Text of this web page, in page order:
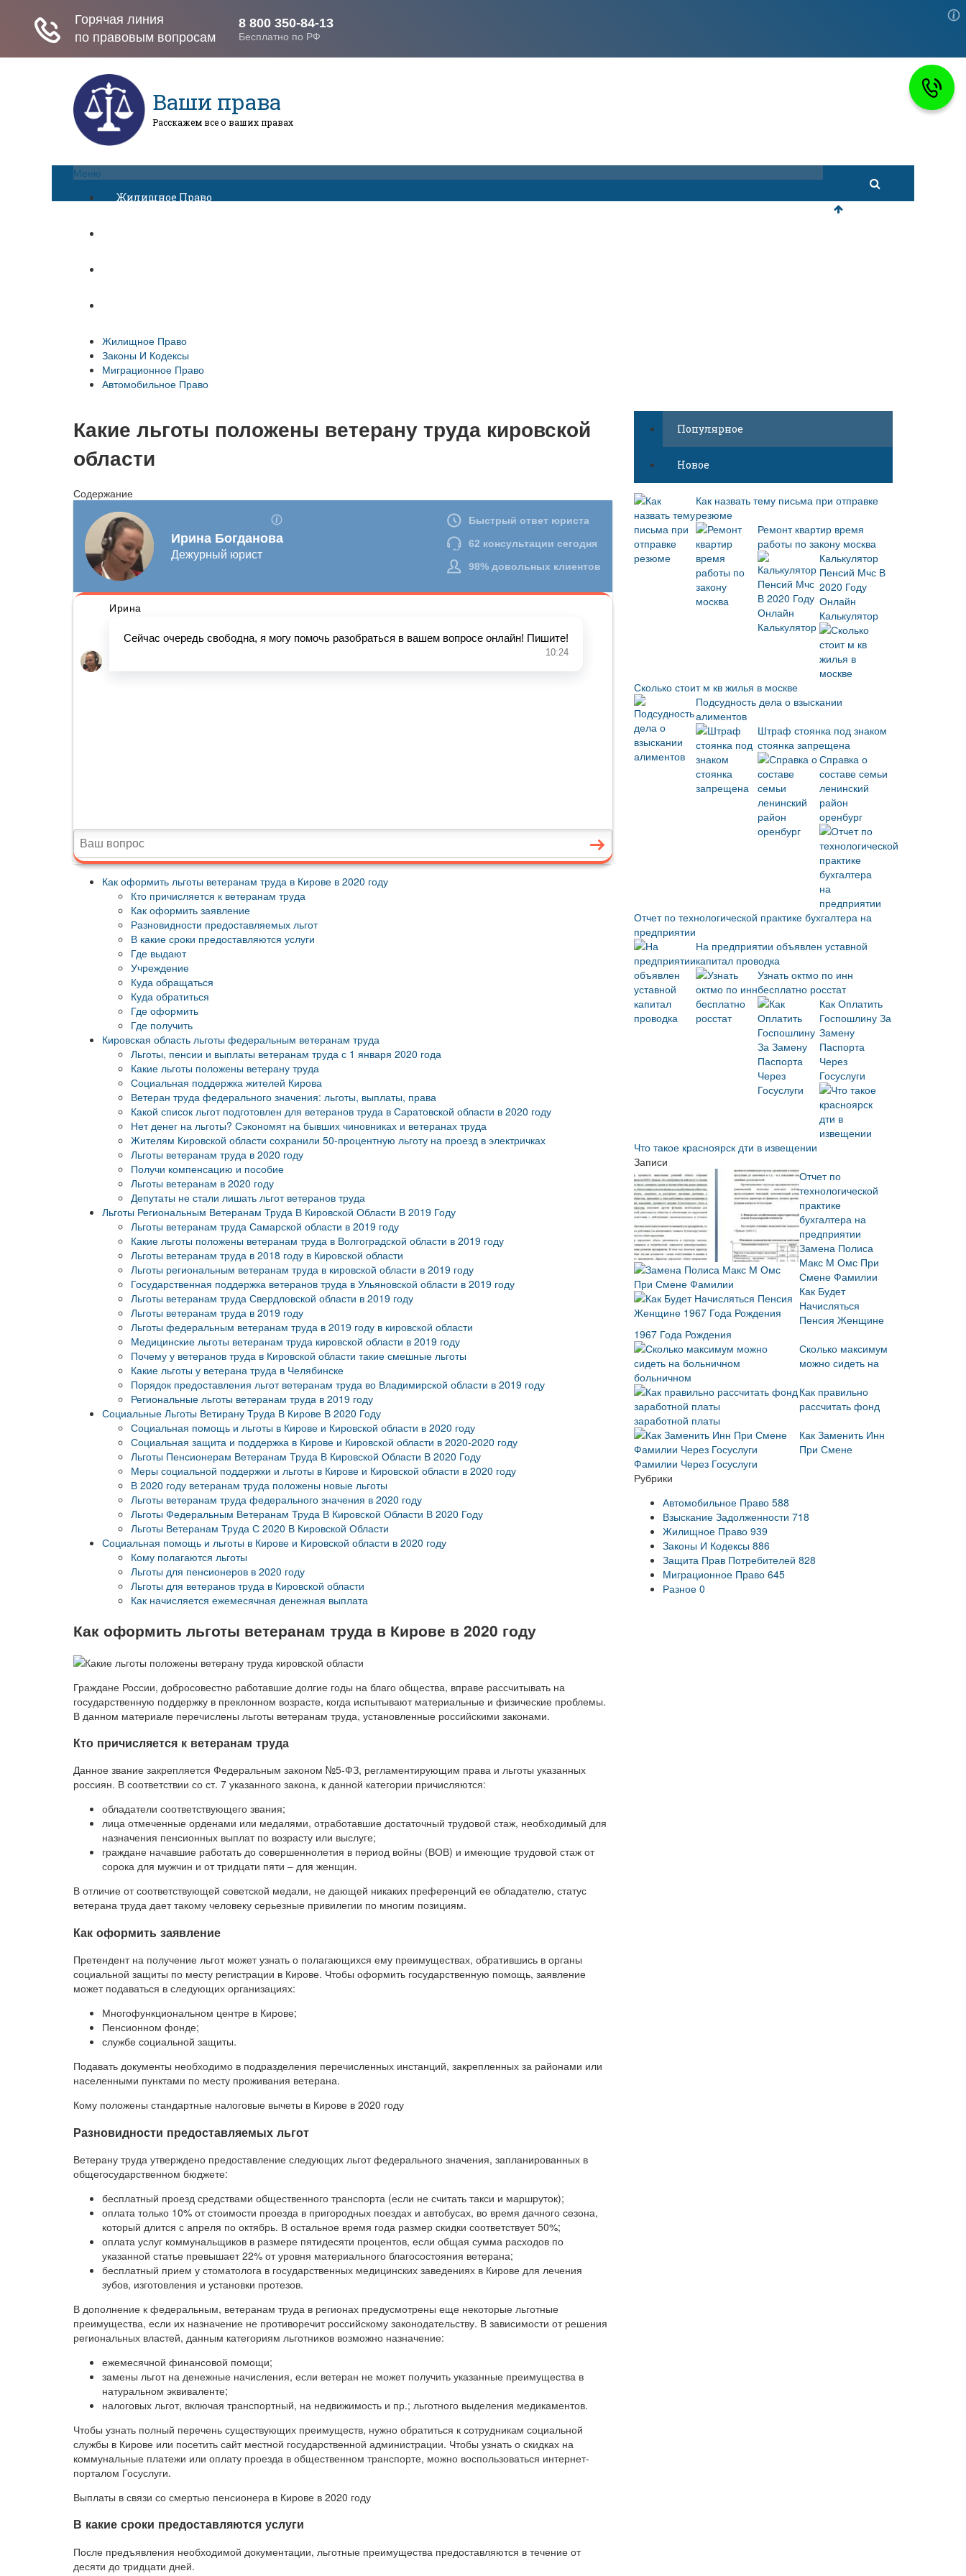
Ваши права
Расскажем все о ваших правах
Меню
Жилищное Право
Жилищное Право
Законы И Кодексы
Миграционное Право
Автомобильное Право
Какие льготы положены ветерану труда кировской
области
Содержание
Как оформить льготы ветеранам труда в Кирове в 2020 году
Кто причисляется к ветеранам труда
Как оформить заявление
Разновидности предоставляемых льгот
В какие сроки предоставляются услуги
Где выдают
Учреждение
Куда обращаться
Куда обратиться
Где оформить
Где получить
Кировская область льготы федеральным ветеранам труда
Льготы, пенсии и выплаты ветеранам труда с 1 января 2020 года
Какие льготы положены ветерану труда
Социальная поддержка жителей Кирова
Ветеран труда федерального значения: льготы, выплаты, права
Какой список льгот подготовлен для ветеранов труда в Саратовской области в 2020 году
Нет денег на льготы? Сэкономят на бывших чиновниках и ветеранах труда
Жителям Кировской области сохранили 50-процентную льготу на проезд в электричках
Льготы ветеранам труда в 2020 году
Получи компенсацию и пособие
Льготы ветеранам в 2020 году
Депутаты не стали лишать льгот ветеранов труда
Льготы Региональным Ветеранам Труда В Кировской Области В 2019 Году
Льготы ветеранам труда Самарской области в 2019 году
Какие льготы положены ветеранам труда в Волгоградской области в 2019 году
Льготы ветеранам труда в 2018 году в Кировской области
Льготы региональным ветеранам труда в кировской области в 2019 году
Государственная поддержка ветеранов труда в Ульяновской области в 2019 году
Льготы ветеранам труда Свердловской области в 2019 году
Льготы ветеранам труда в 2019 году
Льготы федеральным ветеранам труда в 2019 году в кировской области
Медицинские льготы ветеранам труда кировской области в 2019 году
Почему у ветеранов труда в Кировской области такие смешные льготы
Какие льготы у ветерана труда в Челябинске
Порядок предоставления льгот ветеранам труда во Владимирской области в 2019 году
Региональные льготы ветеранам труда в 2019 году
Социальные Льготы Ветирану Труда В Кирове В 2020 Году
Социальная помощь и льготы в Кирове и Кировской области в 2020 году
Социальная защита и поддержка в Кирове и Кировской области в 2020-2020 году
Льготы Пенсионерам Ветеранам Труда В Кировской Области В 2020 Году
Меры социальной поддержки и льготы в Кирове и Кировской области в 2020 году
В 2020 году ветеранам труда положены новые льготы
Льготы ветеранам труда федерального значения в 2020 году
Льготы Федеральным Ветеранам Труда В Кировской Области В 2020 Году
Льготы Ветеранам Труда С 2020 В Кировской Области
Социальная помощь и льготы в Кирове и Кировской области в 2020 году
Кому полагаются льготы
Льготы для пенсионеров в 2020 году
Льготы для ветеранов труда в Кировской области
Как начисляется ежемесячная денежная выплата
Как оформить льготы ветеранам труда в Кирове в 2020 году
Граждане России, добросовестно работавшие долгие годы на благо общества, вправе рассчитывать на
государственную поддержку в преклонном возрасте, когда испытывают материальные и физические проблемы.
В данном материале перечислены льготы ветеранам труда, установленные российскими законами.
Кто причисляется к ветеранам труда
Данное звание закрепляется Федеральным законом №5-ФЗ, регламентирующим права и льготы указанных
россиян. В соответствии со ст. 7 указанного закона, к данной категории причисляются:
обладатели соответствующего звания;
лица отмеченные орденами или медалями, отработавшие достаточный трудовой стаж, необходимый для
назначения пенсионных выплат по возрасту или выслуге;
граждане начавшие работать до совершеннолетия в период войны (ВОВ) и имеющие трудовой стаж от
сорока для мужчин и от тридцати пяти – для женщин.
В отличие от соответствующей советской медали, не дающей никаких преференций ее обладателю, статус
ветерана труда дает такому человеку серьезные привилегии по многим позициям.
Как оформить заявление
Претендент на получение льгот может узнать о полагающихся ему преимуществах, обратившись в органы
социальной защиты по месту регистрации в Кирове. Чтобы оформить государственную помощь, заявление
может подаваться в следующих организациях:
Многофункциональном центре в Кирове;
Пенсионном фонде;
службе социальной защиты.
Подавать документы необходимо в подразделения перечисленных инстанций, закрепленных за районами или
населенными пунктами по месту проживания ветерана.
Кому положены стандартные налоговые вычеты в Кирове в 2020 году
Разновидности предоставляемых льгот
Ветерану труда утверждено предоставление следующих льгот федерального значения, запланированных в
общегосударственном бюджете:
бесплатный проезд средствами общественного транспорта (если не считать такси и маршруток);
оплата только 10% от стоимости проезда в пригородных поездах и автобусах, во время дачного сезона,
который длится с апреля по октябрь. В остальное время года размер скидки соответствует 50%;
оплата услуг коммунальщиков в размере пятидесяти процентов, если общая сумма расходов по
указанной статье превышает 22% от уровня материального благосостояния ветерана;
бесплатный прием у стоматолога в государственных медицинских заведениях в Кирове для лечения
зубов, изготовления и установки протезов.
В дополнение к федеральным, ветеранам труда в регионах предусмотрены еще некоторые льготные
преимущества, если их назначение не противоречит российскому законодательству. В зависимости от решения
региональных властей, данным категориям льготников возможно назначение:
ежемесячной финансовой помощи;
замены льгот на денежные начисления, если ветеран не может получить указанные преимущества в
натуральном эквиваленте;
налоговых льгот, включая транспортный, на недвижимость и пр.; льготного выделения медикаментов.
Чтобы узнать полный перечень существующих преимуществ, нужно обратиться к сотрудникам социальной
службы в Кирове или посетить сайт местной государственной администрации. Чтобы узнать о скидках на
коммунальные платежи или оплату проезда в общественном транспорте, можно воспользоваться интернет-
порталом Госуслуги.
Выплаты в связи со смертью пенсионера в Кирове в 2020 году
В какие сроки предоставляются услуги
После предъявления необходимой документации, льготные преимущества предоставляются в течение от
десяти до тридцати дней.
Популярное
Новое
Как назвать тему письма при отправке
резюме
Ремонт квартир время
работы по закону москва
Калькулятор
Пенсий Мчс В
2020 Году
Онлайн
Калькулятор
Сколько стоит м кв жилья в москве
Подсудность дела о взыскании
алиментов
Штраф стоянка под знаком
стоянка запрещена
Справка о
составе семьи
ленинский
район
оренбург
Отчет по технологической практике бухгалтера на
предприятии
На предприятии объявлен уставной
капитал проводка
Узнать октмо по инн
бесплатно росстат
Как Оплатить
Госпошлину За
Замену
Паспорта
Через
Госуслуги
Что такое красноярск дти в извещении
Записи
Отчет по
технологической
практике
бухгалтера на
предприятии
Замена Полиса
Макс М Омс При
Смене Фамилии
Как Будет
Начисляться
Пенсия Женщине
1967 Года Рождения
Сколько максимум
можно сидеть на
больничном
Как правильно
рассчитать фонд
заработной платы
Как Заменить Инн
При Смене
Фамилии Через Госуслуги
Рубрики
Автомобильное Право 588
Взыскание Задолженности 718
Жилищное Право 939
Законы И Кодексы 886
Защита Прав Потребителей 828
Миграционное Право 645
Разное 0